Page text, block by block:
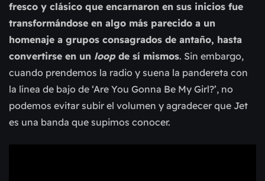
fresco y clásico que encarnaron en sus inicios fue
transformándose en algo más parecido a un
homenaje a grupos consagrados de antaño, hasta
convertirse en un loopde sí mismos. Sin embargo,
cuando prendemos la radio y suena la pandereta con
la línea de bajo de ‘Are You Gonna Be My Girl?’, no
podemos evitar subir el volumen y agradecer que Jet
es una banda que supimos conocer.